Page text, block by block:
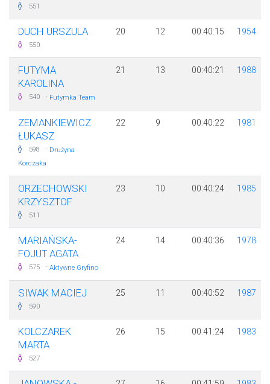
551
DUCH URSZULA
550
20 12 00:40:15 1954
FUTYMA
KAROLINA
540 · Futymka Team
21 13 00:40:21 1988
ZEMANKIEWICZ
ŁUKASZ
598 · Drużyna
Korczaka
22 9 00:40:22 1981
ORZECHOWSKI
KRZYSZTOF
511
23 10 00:40:24 1985
MARIAŃSKA-
FOJUT AGATA
575 · Aktywne Gryfino
24 14 00:40:36 1978
SIWAK MACIEJ
590
25 11 00:40:52 1987
KOLCZAREK
MARTA
527
26 15 00:41:24 1983